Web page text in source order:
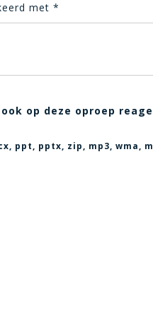
met *
op deze oproep
ppt, pptx, zip, mp3, wma,